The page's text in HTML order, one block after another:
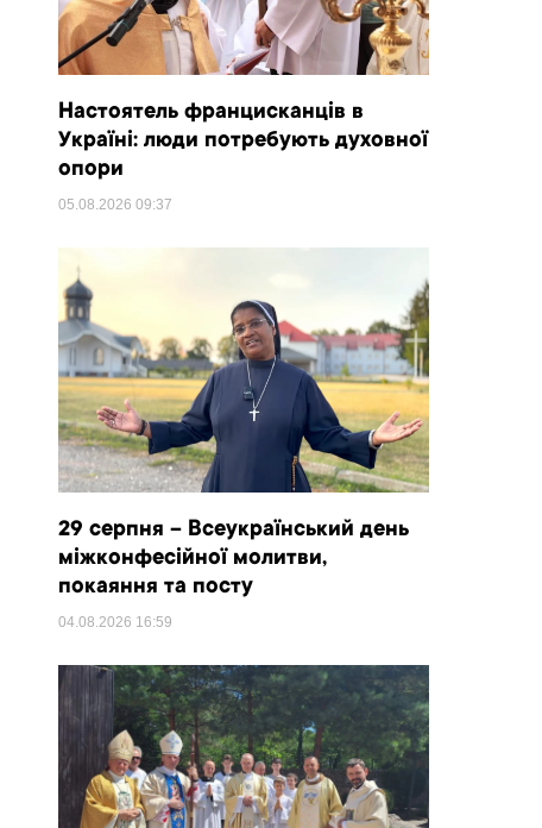
Настоятель францисканців в
Україні: люди потребують духовної
опори
05.08.2026 09:37
29 серпня – Всеукраїнський день
міжконфесійної молитви,
покаяння та посту
04.08.2026 16:59